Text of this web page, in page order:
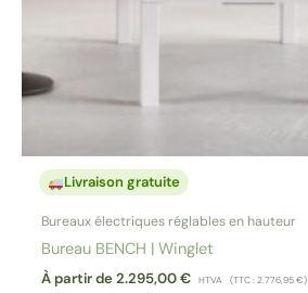
Livraison gratuite
Bureaux électriques réglables en hauteur
Bureau BENCH | Winglet
À partir de2.295,00€ HTVA (TTC :2.776,95€)